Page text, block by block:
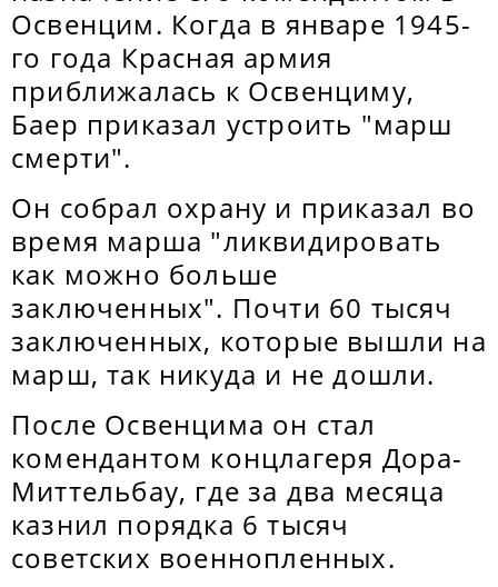
Освенцим. Когда в январе 1945-
го года Красная армия
приближалась к Освенциму,
Баер приказал устроить "марш
смерти".
Он собрал охрану и приказал во
время марша "ликвидировать
как можно больше
заключенных". Почти 60 тысяч
заключенных, которые вышли на
марш, так никуда и не дошли.
После Освенцима он стал
комендантом концлагеря Дора-
Миттельбау, где за два месяца
казнил порядка 6 тысяч
советских военнопленных.